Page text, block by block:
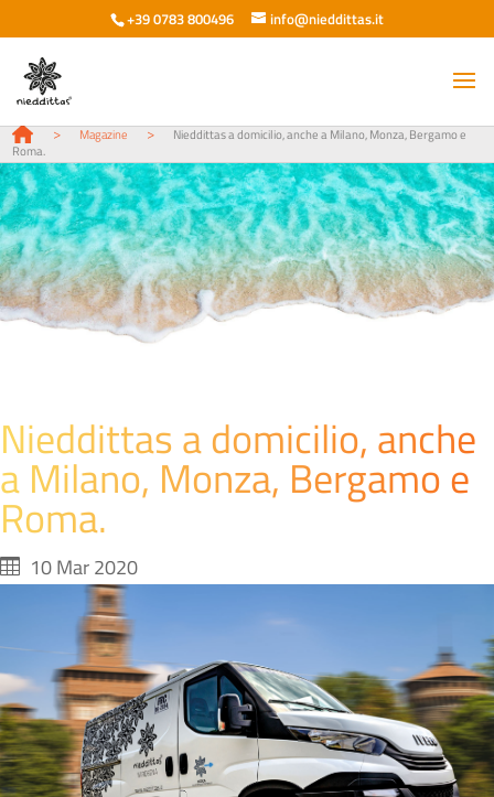
+39 0783 800496 info@nieddittas.it
> Magazine >
Nieddittas a domicilio, anche a Milano, Monza, Bergamo e
Roma.
Nieddittas a domicilio, anche
a Milano, Monza, Bergamo e
Roma.
10 Mar 2020